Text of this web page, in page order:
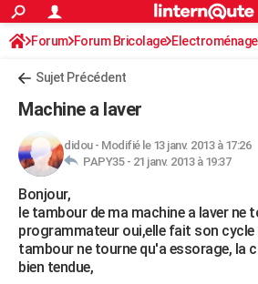
ACTUALITÉS
Politique
Société
Faits Divers
Education
Monde
Villes
+
Retraite
Impôts
Epargne
Immobilier
Risques naturels par ville
Banque
Assurance
Crédit
AUTO
Essais
Réserver un essai
Citadines
Berlines
SUV
Forum auto
+HIGH-TECH
Mobiles
Meilleur smartphone
Internet
Ordinateurs
Jeux vidéo
Guide high-tech
+BRICOLAGE
Forum
Aménagement intérieur
Extérieur
Cuisine
Salle de bains
Jardinage
Rangement
S'inscrire
Connexion
Forum Forum Bricolage
Sujet Précédent
Machine a laver
didou- Modifié le 13 janv. 2013 à 17:26
PAPY35 - 21 janv. 2013 à 19:37
Bonjour,
le tambour de ma machine a laver ne
programmateur oui,elle fait son
tambour ne tourne qu'a essorage, la
bien tendue,